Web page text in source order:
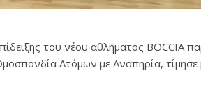
του νέου αθλήματος BOCCIA
Ατόμων με Αναπηρία, τίμησε